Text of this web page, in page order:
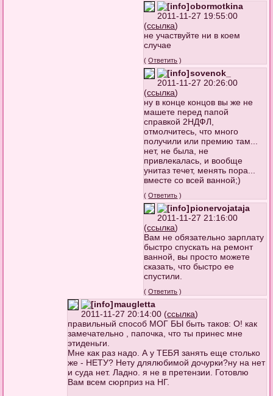
obormotkina
2011-11-27 19:55:00
(ссылка)
не участвуйте ни в коем
случае
(Ответить )
sovenok_
2011-11-27 20:26:00
(ссылка)
ну в конце концов вы же не
машете перед папой
справкой 2НДФЛ,
отмолчитесь, что много
получили или премию там...
нет, не была, не
привлекалась, и вообще
унитаз течет, менять пора...
вместе со всей ванной;)
(Ответить )
pionervojataja
2011-11-27 21:16:00
(ссылка)
Вам не обязательно зарплату
быстро спускать на ремонт
ванной, вы просто можете
сказать, что быстро ее
спустили.
(Ответить )
maugletta
2011-11-27 20:14:00 (ссылка)
правильный способ МОГ БЫ быть таков: О! как
замечательно , папочка, что ты принес мне
этиденьги.
Мне как раз надо. А у ТЕБЯ занять еще столько
же - НЕТУ? Нету длялюбимой дочурки?ну на нет
и суда нет. Ладно. я не в претензии. Готовлю
Вам всем сюрприз на НГ.